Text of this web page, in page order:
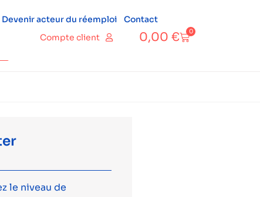
Devenir acteur du réemploi
Contact
Compte client 0,00 € 0
le niveau de